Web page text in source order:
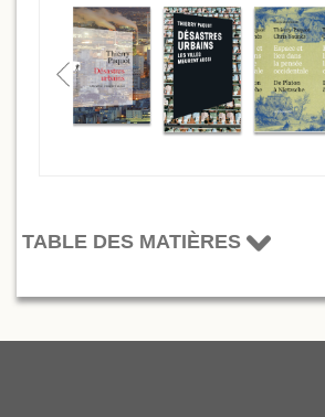
TABLE DES MATIÈRES